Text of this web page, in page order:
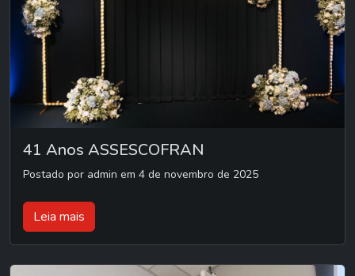
41 Anos ASSESCOFRAN
Postado por admin em 4 de novembro de 2025
Leia mais